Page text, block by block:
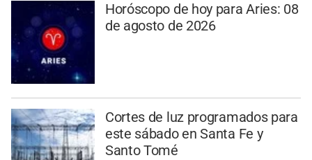
Horóscopo de hoy para Aries: 08
de agosto de 2026
Cortes de luz programados para
este sábado en Santa Fe y
Santo Tomé